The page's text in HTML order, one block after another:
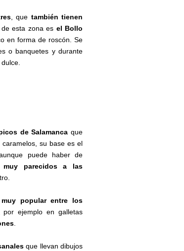
, que también tienen
esta zona es el Bollo
en forma de roscón. Se
o banquetes y durante
de Salamanca que
su base es el
puede haber de
muy parecidos a las
popular entre los
ejemplo en galletas
que llevan dibujos